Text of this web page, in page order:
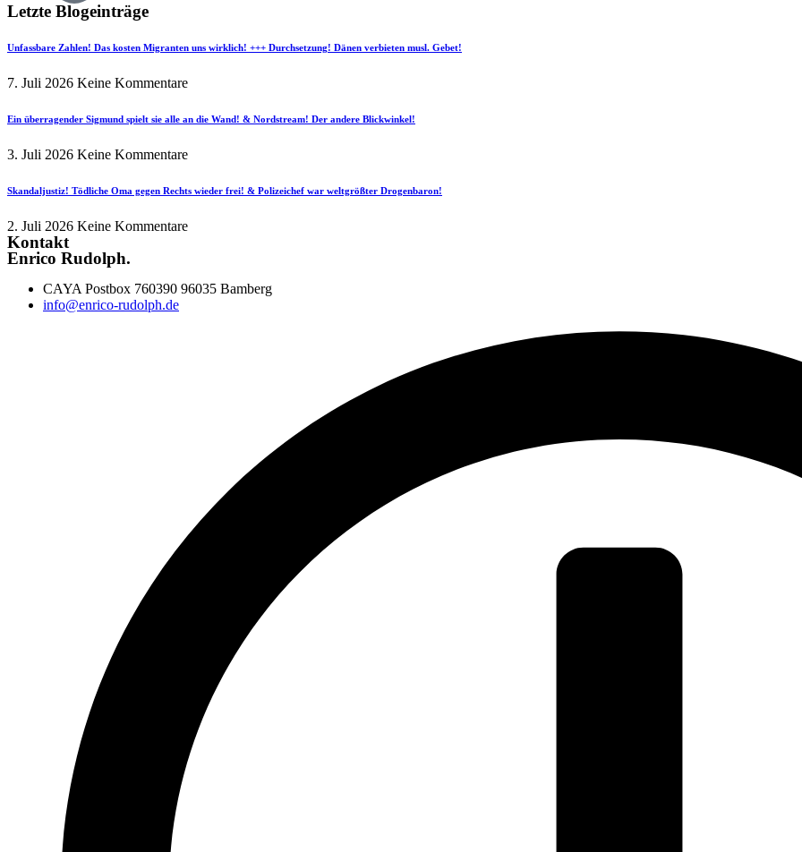
Letzte Blogeinträge
Unfassbare Zahlen! Das kosten Migranten uns wirklich! +++ Durchsetzung! Dänen verbieten musl. Gebet!
7. Juli 2026 Keine Kommentare
Ein überragender Sigmund spielt sie alle an die Wand! & Nordstream! Der andere Blickwinkel!
3. Juli 2026 Keine Kommentare
Skandaljustiz! Tödliche Oma gegen Rechts wieder frei! & Polizeichef war weltgrößter Drogenbaron!
2. Juli 2026 Keine Kommentare
Kontakt
Enrico Rudolph.
CAYA Postbox 760390 96035 Bamberg
info@enrico-rudolph.de